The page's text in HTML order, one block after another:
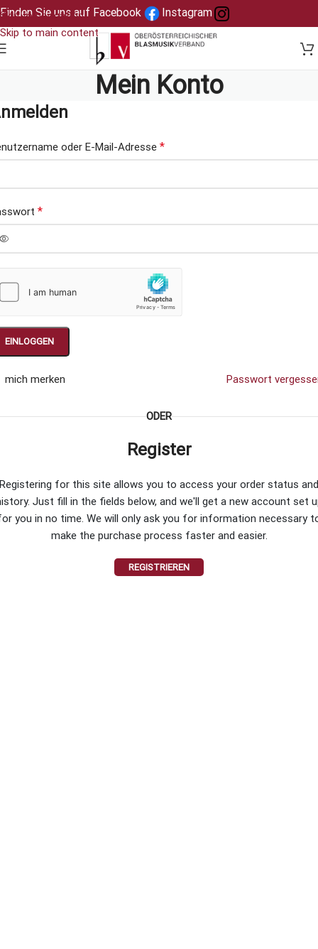
Skip to navigation
Skip to main content
Finden Sie uns auf Facebook Instagram
Mein Konto
oder E-Mail-Adresse *
*
EINLOGGEN
Passwort
mich merken
ODER
Register
Registering for this site allows you to access your order status and
Just fill in the fields below, and we'll get a new account set
you in no time. We will only ask you for information necessary
make the purchase process faster and easier.
REGISTRIEREN